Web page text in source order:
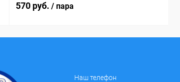
570 руб. / пара
Наш телефон